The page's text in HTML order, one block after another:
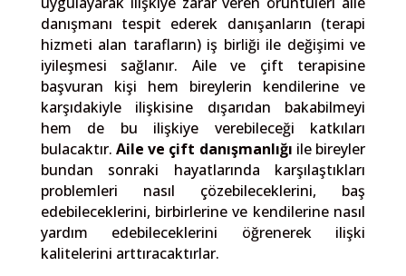
danışmanı tespit ederek danışanların (terapi
hizmeti alan tarafların) iş birliği ile değişimi ve
iyileşmesi sağlanır. Aile ve çift terapisine
başvuran kişi hem bireylerin kendilerine ve
karşıdakiyle ilişkisine dışarıdan bakabilmeyi
hem de bu ilişkiye verebileceği katkıları
bulacaktır.Aile ve çift danışmanlığı ile bireyler
bundan sonraki hayatlarında karşılaştıkları
problemleri nasıl çözebileceklerini, baş
edebileceklerini, birbirlerine ve kendilerine nasıl
yardım edebileceklerini öğrenerek ilişki
kalitelerini arttıracaktırlar.